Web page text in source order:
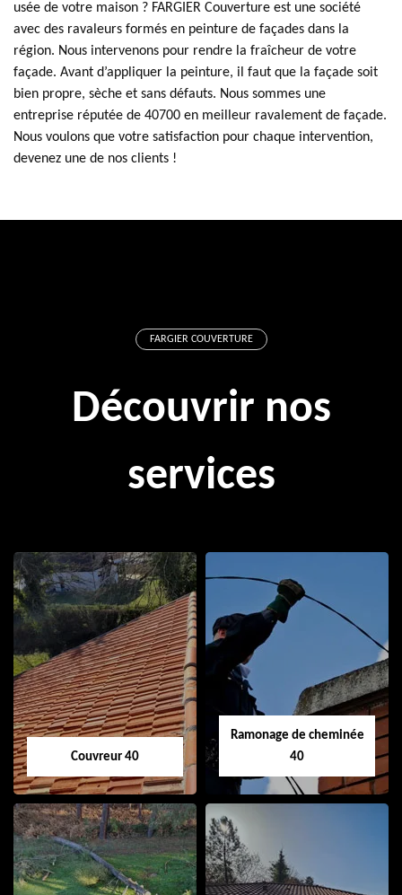
usée de votre maison ? FARGIER Couverture est une société
avec des ravaleurs formés en peinture de façades dans la
région. Nous intervenons pour rendre la fraîcheur de votre
façade. Avant d’appliquer la peinture, il faut que la façade soit
bien propre, sèche et sans défauts. Nous sommes une
entreprise réputée de 40700 en meilleur ravalement de façade.
Nous voulons que votre satisfaction pour chaque intervention,
devenez une de nos clients !
FARGIER COUVERTURE
Découvrir nos
services
Couvreur 40
Couvreur 40
Ramonage de cheminée
40
Ramonage de